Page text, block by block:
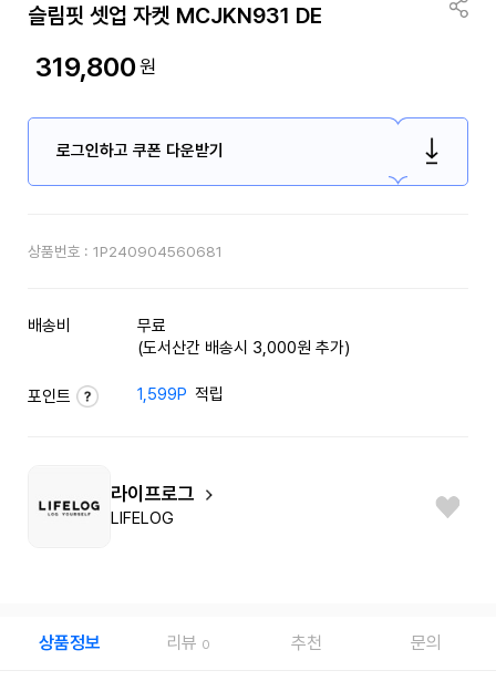
슬림핏 셋업 자켓 MCJKN931 DE
319,800원
로그인하고 쿠폰 다운받기
상품번호 : 1P240904560681
배송비
무료
(도서산간 배송시 3,000원 추가)
포인트 1,599P 적립
라이프로그
LIFELOG
상품정보 리뷰 0 추천 문의